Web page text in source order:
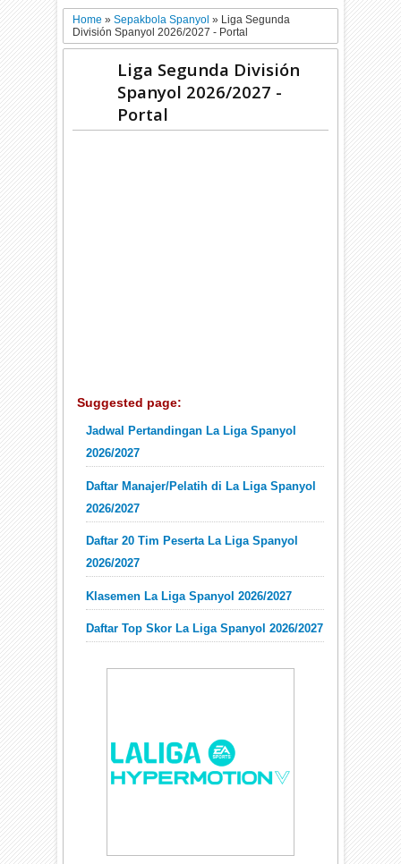
Home»Sepakbola Spanyol» Liga Segunda
División Spanyol 2026/2027 - Portal
Liga Segunda División
Spanyol 2026/2027 -
Portal
Suggested page:
Jadwal Pertandingan La Liga Spanyol
2026/2027
Daftar Manajer/Pelatih di La Liga Spanyol
2026/2027
Daftar 20 Tim Peserta La Liga Spanyol
2026/2027
Klasemen La Liga Spanyol 2026/2027
Daftar Top Skor La Liga Spanyol 2026/2027